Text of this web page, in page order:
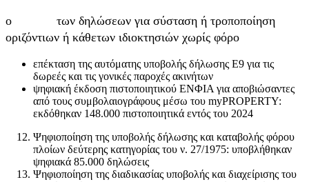
o των δηλώσεων για σύσταση ή τροποποίηση
οριζόντιων ή κάθετων ιδιοκτησιών χωρίς φόρο
επέκταση της αυτόματης υποβολής δήλωσης Ε9 για τις
δωρεές και τις γονικές παροχές ακινήτων
ψηφιακή έκδοση πιστοποιητικού ΕΝΦΙΑ για αποβιώσαντες
από τους συμβολαιογράφους μέσω του myPROPERTY:
εκδόθηκαν 148.000 πιστοποιητικά εντός του 2024
Ψηφιοποίηση της υποβολής δήλωσης και καταβολής φόρου
πλοίων δεύτερης κατηγορίας του ν. 27/1975: υποβλήθηκαν
ψηφιακά 85.000 δηλώσεις
Ψηφιοποίηση της διαδικασίας υποβολής και διαχείρισης του